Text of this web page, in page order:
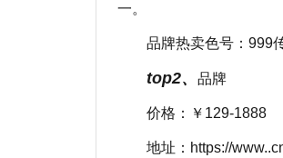
一。
品牌热卖色号：999
top2、 品牌
价格：￥129-1888
地址：https://